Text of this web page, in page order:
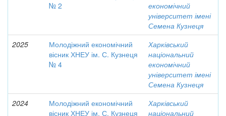
№ 2
економічний
університет імені
Семена Кузнеця
2025
Молодіжний економічний
вісник ХНЕУ ім. С. Кузнеця
№ 4
Харківський
національний
економічний
університет імені
Семена Кузнеця
2024
Молодіжний економічний
вісник ХНЕУ ім. С. Кузнеця
Харківський
національний